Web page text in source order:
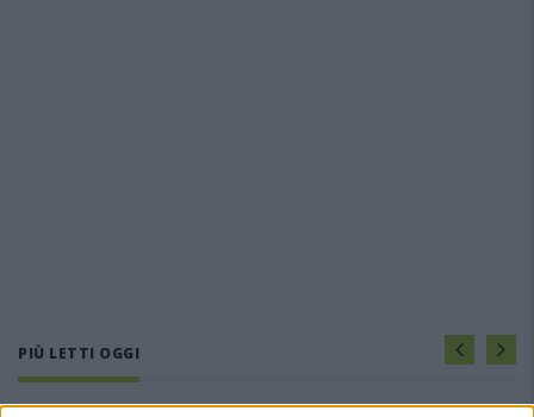
PIÙ LETTI OGGI